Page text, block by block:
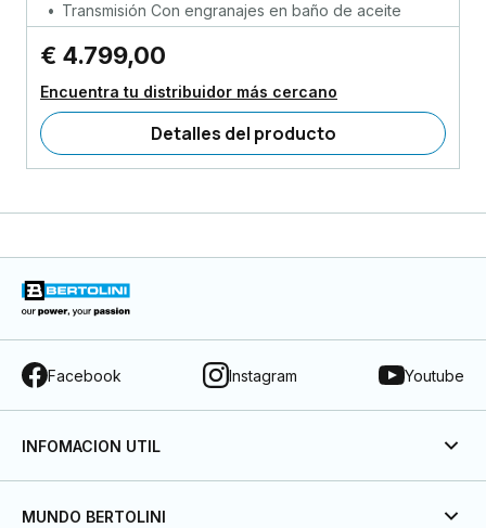
Transmisión Con engranajes en baño de aceite
€ 4.799,00
Encuentra tu distribuidor más cercano
Detalles del producto
Facebook Instagram Youtube
INFOMACION UTIL
MUNDO BERTOLINI